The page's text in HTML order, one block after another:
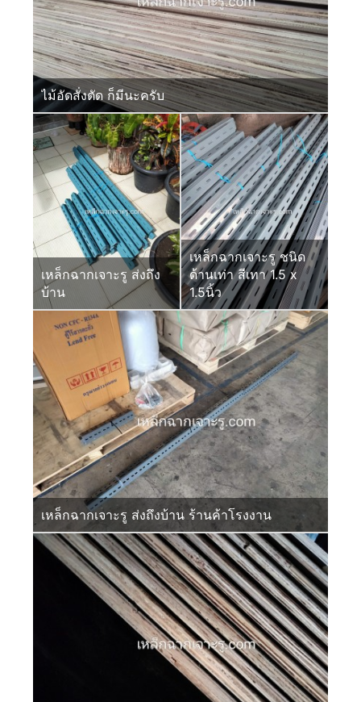
ไม้อัดสั่งตัด ก็มีนะครับ
เหล็กฉากเจาะรู ส่งถึง
บ้าน
เหล็กฉากเจาะรู ชนิด
ด้านเท่า สีเทา 1.5 x
1.5นิ้ว
เหล็กฉากเจาะรู ส่งถึงบ้าน ร้านค้าโรงงาน
ติดต่อเรา